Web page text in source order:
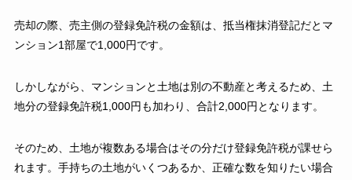
売却の際、売主側の登録免許税の金額は、抵当権抹消登記だとマ
ンション1部屋で1,000円です。
しかしながら、マンションと土地は別の不動産と考えるため、土
地分の登録免許税1,000円も加わり、合計2,000円となります。
そのため、土地が複数ある場合はその分だけ登録免許税が課せら
れます。手持ちの土地がいくつあるか、正確な数を知りたい場合